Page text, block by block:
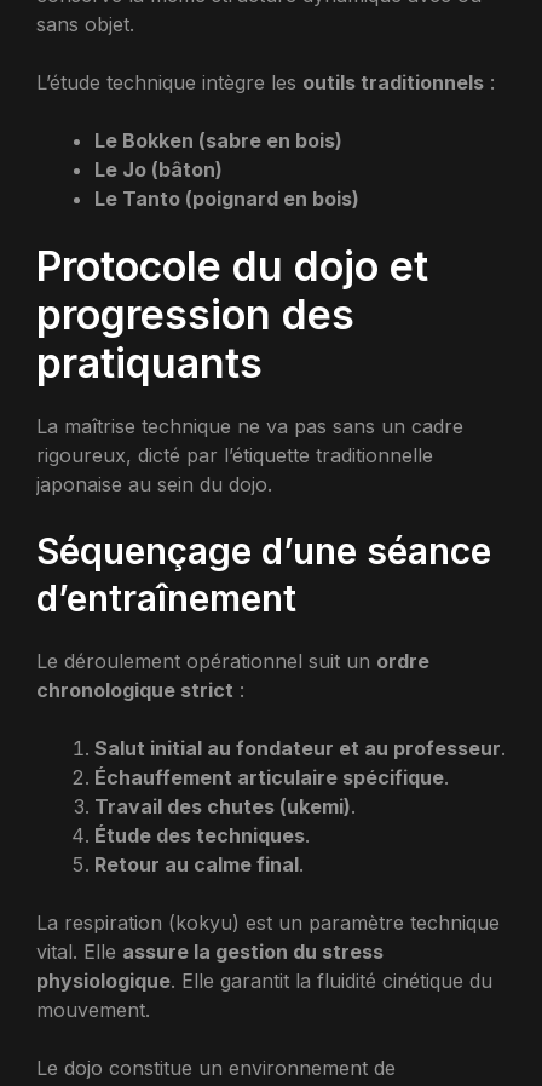
sans objet.
L’étude technique intègre les outils traditionnels :
Le Bokken (sabre en bois)
Le Jo (bâton)
Le Tanto (poignard en bois)
Protocole du dojo et
progression des
pratiquants
La maîtrise technique ne va pas sans un cadre
rigoureux, dicté par l’étiquette traditionnelle
japonaise au sein du dojo.
Séquençage d’une séance
d’entraînement
Le déroulement opérationnel suit un ordre
chronologique strict :
Salut initial au fondateur et au professeur.
Échauffement articulaire spécifique.
Travail des chutes (ukemi).
Étude des techniques.
Retour au calme final.
La respiration (kokyu) est un paramètre technique
vital. Elle assure la gestion du stress
physiologique. Elle garantit la fluidité cinétique du
mouvement.
Le dojo constitue un environnement de